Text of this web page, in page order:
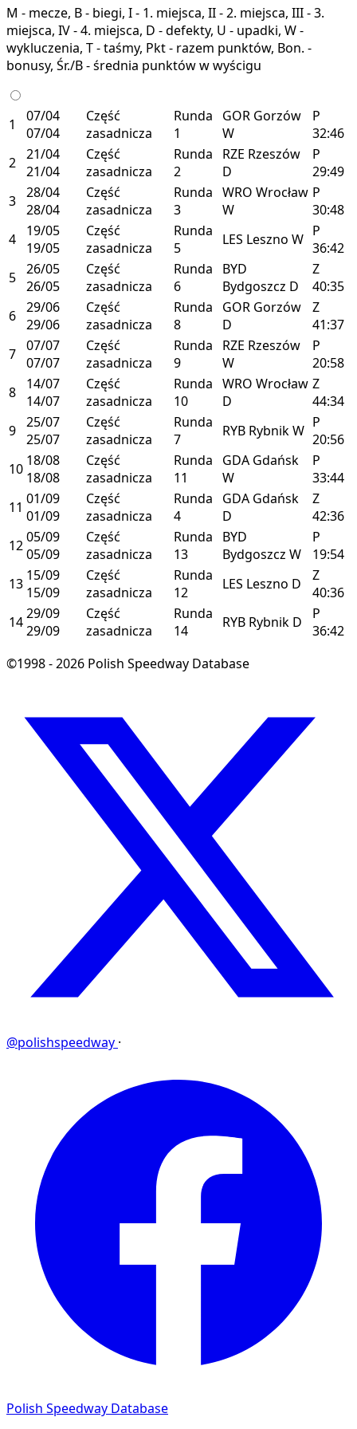
M - mecze, B - biegi, I - 1. miejsca, II - 2. miejsca, III - 3.
miejsca, IV - 4. miejsca, D - defekty, U - upadki, W -
wykluczenia, T - taśmy, Pkt - razem punktów, Bon. -
bonusy, Śr./B - średnia punktów w wyścigu
1
07/04
07/04
Część
zasadnicza
Runda
1
GOR Gorzów
W
P
32:46
2 21/04
21/04
Część
zasadnicza
Runda
2
RZE Rzeszów
D
P
29:49
3 28/04
28/04
Część
zasadnicza
Runda
3
WRO Wrocław
W
P
30:48
4
19/05
19/05
Część
zasadnicza
Runda
5
LES Leszno W P
36:42
5 26/05
26/05
Część
zasadnicza
Runda
6
BYD
Bydgoszcz D
Z
40:35
6 29/06
29/06
Część
zasadnicza
Runda
8
GOR Gorzów
D
Z
41:37
7 07/07
07/07
Część
zasadnicza
Runda
9
RZE Rzeszów
W
P
20:58
8
14/07
14/07
Część
zasadnicza
Runda
10
WRO Wrocław
D
Z
44:34
9 25/07
25/07
Część
zasadnicza
Runda
7
RYB RybnikW P
20:56
10 18/08
18/08
Część
zasadnicza
Runda
11
GDA Gdańsk
W
P
33:44
11 01/09
01/09
Część
zasadnicza
Runda
4
GDA Gdańsk
D
Z
42:36
1205/09
05/09
Część
zasadnicza
Runda
13
BYD
Bydgoszcz W
P
19:54
13 15/09
15/09
Część
zasadnicza
Runda
12
LES Leszno D
Z
40:36
1429/09
29/09
Część
zasadnicza
Runda
14
RYB Rybnik D
P
36:42
©1998 - 2026 Polish Speedway Database
@polishspeedway ·
Polish Speedway Database